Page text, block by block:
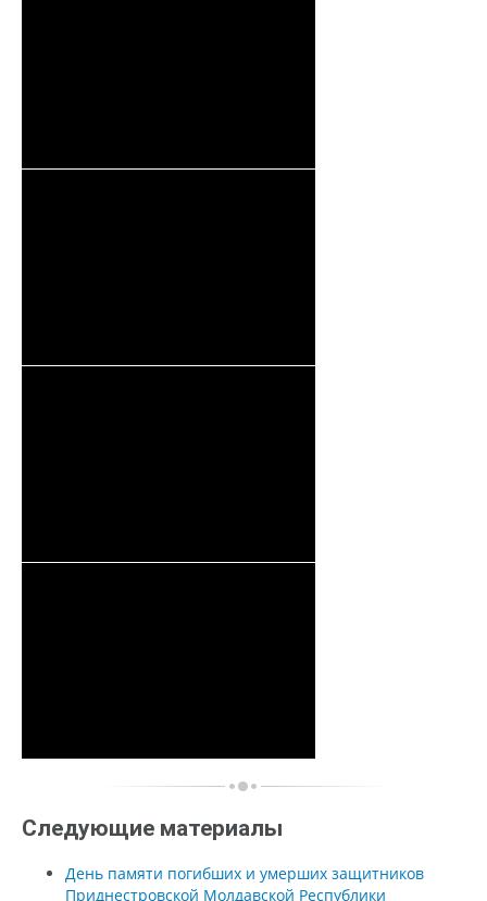
Следующие материалы
День памяти погибших и умерших защитников
Приднестровской Молдавской Республики